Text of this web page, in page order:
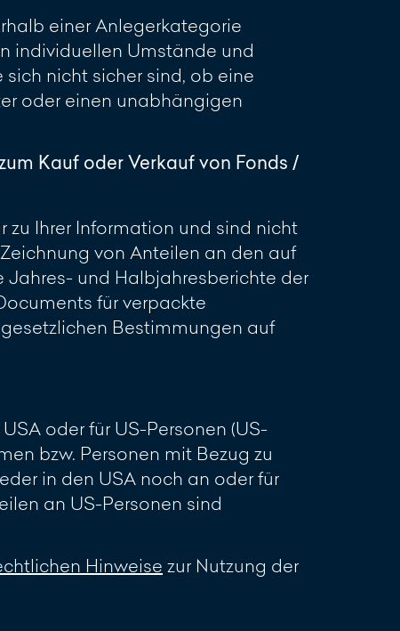
einer Anlegerkategorie
individuellen Umstände und
nicht sicher sind, ob eine
oder einen unabhängigen
Kauf oder Verkauf von Fonds /
Ihrer Information und sind nicht
von Anteilen an den auf
Jahres- und Halbjahresberichte der
für verpackte
Bestimmungen auf
oder für US-Personen (US-
bzw. Personen mit Bezug zu
in den USA noch an oder für
an US-Personen sind
Hinweise zur Nutzung der